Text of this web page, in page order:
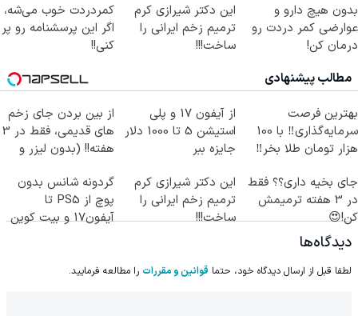
بدون هیچ دارو و
عوارضی کمر دردت رو
درمان کن!
این دکتر شیرازی کرم
ترمیم زخم ایرانی را
ساخت!!!
کمردردت خوب می‌شه،
اگر این پرسشنامه رو پر
کنی!!
مطالب پیشنهادی
بهترین فرصت
سرمایه‌گذاری‼️ با 100
هزار تومان طلا بخر‼️
از آیفون 17 و پلی
استیشن 5 تا 1000 دلار
جایزه ببر
از بین بردن جای زخم
های قدیمی، فقط در 3
هفته!! (بدون لیزر و
جای بخیه داری؟؟ فقط
در 3 هفته ترمیمش
کن!😍
این دکتر شیرازی کرم
ترمیم زخم ایرانی را
ساخت!!!
گردونه شانس بدون
پوچ از PS5 تا
آیفون17 و بیت کوین
دیدگاه‌ها
لطفا قبل از ارسال دیدگاه خود، حتما قوانین و مقررات را مطالعه فرمایید.